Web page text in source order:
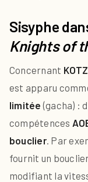
Sisyphe
Knights of
Concernant
est apparu
limitée (gacha) :
compétences
bouclier. Par
fournit un
modifiant la